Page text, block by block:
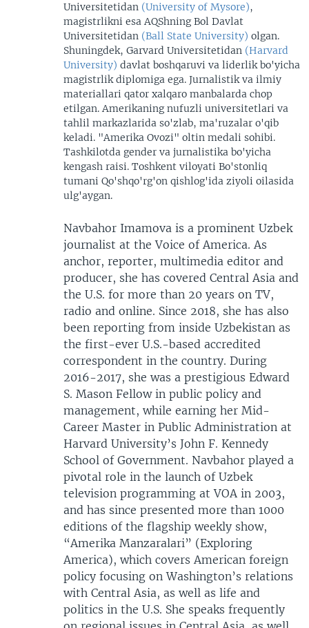
Universitetidan (University of Mysore),
magistrlikni esa AQShning Bol Davlat
Universitetidan (Ball State University) olgan.
Shuningdek, Garvard Universitetidan (Harvard
University) davlat boshqaruvi va liderlik bo'yicha
magistrlik diplomiga ega. Jurnalistik va ilmiy
materiallari qator xalqaro manbalarda chop
etilgan. Amerikaning nufuzli universitetlari va
tahlil markazlarida so'zlab, ma'ruzalar o'qib
keladi. "Amerika Ovozi" oltin medali sohibi.
Tashkilotda gender va jurnalistika bo'yicha
kengash raisi. Toshkent viloyati Bo'stonliq
tumani Qo'shqo'rg'on qishlog'ida ziyoli oilasida
ulg'aygan.
Navbahor Imamova is a prominent Uzbek
journalist at the Voice of America. As
anchor, reporter, multimedia editor and
producer, she has covered Central Asia and
the U.S. for more than 20 years on TV,
radio and online. Since 2018, she has also
been reporting from inside Uzbekistan as
the first-ever U.S.-based accredited
correspondent in the country. During
2016-2017, she was a prestigious Edward
S. Mason Fellow in public policy and
management, while earning her Mid-
Career Master in Public Administration at
Harvard University’s John F. Kennedy
School of Government. Navbahor played a
pivotal role in the launch of Uzbek
television programming at VOA in 2003,
and has since presented more than 1000
editions of the flagship weekly show,
“Amerika Manzaralari” (Exploring
America), which covers American foreign
policy focusing on Washington’s relations
with Central Asia, as well as life and
politics in the U.S. She speaks frequently